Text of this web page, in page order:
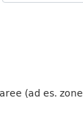
(ad es. zone